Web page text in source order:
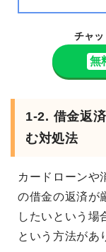
チャッ
無
1-2. 借金返
む対処法
カードローンや
の借金の返済が
したいという場
という方法があ